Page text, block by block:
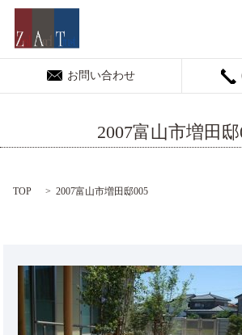
お問い合わせ
2007富山市増田邸
TOP 2007富山市増田邸005